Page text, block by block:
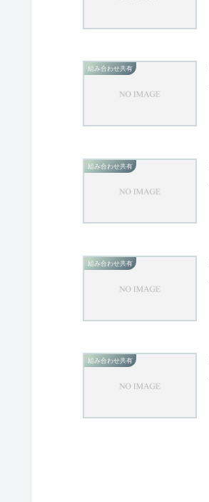
組み合わせ共有
組み合わせ共有
組み合わせ共有
組み合わせ共有